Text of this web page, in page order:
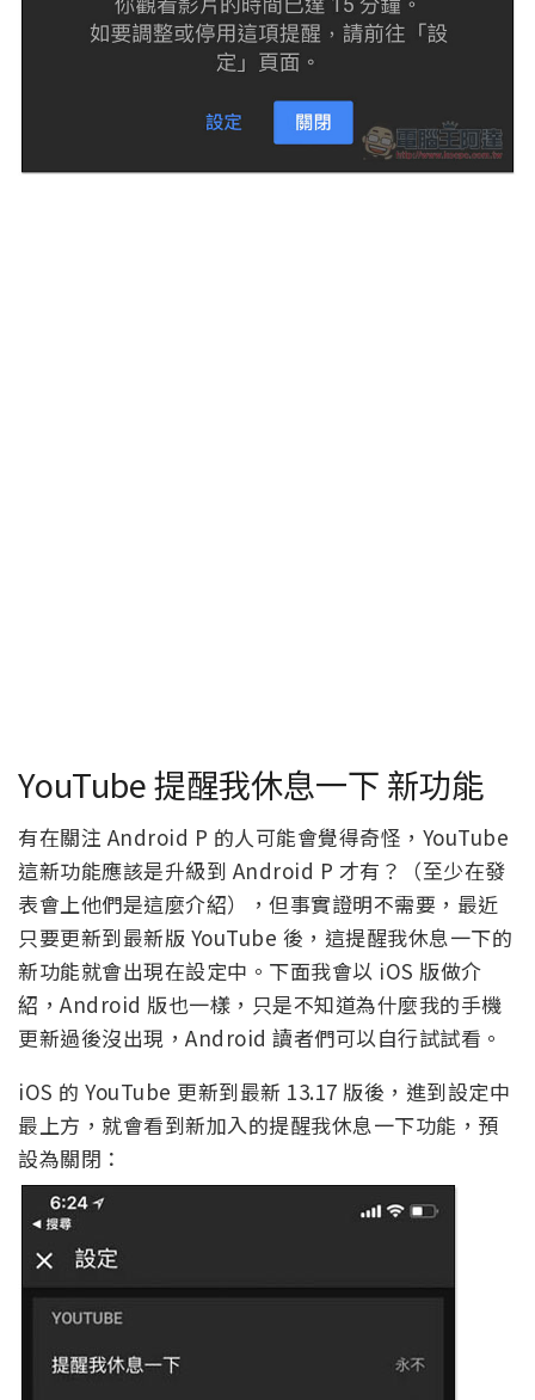
YouTube 提醒我休息一下 新功能
有在關注 Android P 的人可能會覺得奇怪，YouTube
這新功能應該是升級到 Android P 才有？（至少在發
表會上他們是這麼介紹），但事實證明不需要，最近
只要更新到最新版 YouTube 後，這提醒我休息一下的
新功能就會出現在設定中。下面我會以 iOS 版做介
紹，Android 版也一樣，只是不知道為什麼我的手機
更新過後沒出現，Android 讀者們可以自行試試看。
iOS 的 YouTube 更新到最新 13.17 版後，進到設定中
最上方，就會看到新加入的提醒我休息一下功能，預
設為關閉：